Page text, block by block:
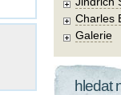
Charles
Galerie
hledat